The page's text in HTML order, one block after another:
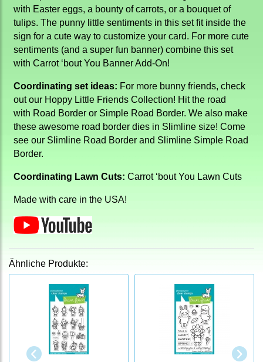
with Easter eggs, a bounty of carrots, or a bouquet of
tulips. The punny little sentiments in this set fit inside the
sign for a cute way to customize your card. For more cute
sentiments (and a super fun banner) combine this set
with Carrot ‘bout You Banner Add-On!
Coordinating set ideas: For more bunny friends, check
out our Hoppy Little Friends Collection! Hit the road
with Road Border or Simple Road Border. We also make
these awesome road border dies in Slimline size! Come
see our Slimline Road Border and Slimline Simple Road
Border.
Coordinating Lawn Cuts: Carrot ‘bout You Lawn Cuts
Made with care in the USA!
Ähnliche Produkte: